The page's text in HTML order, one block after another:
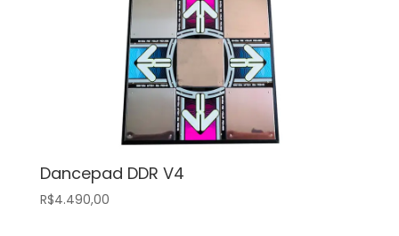
Dancepad DDR V4
R$4.490,00